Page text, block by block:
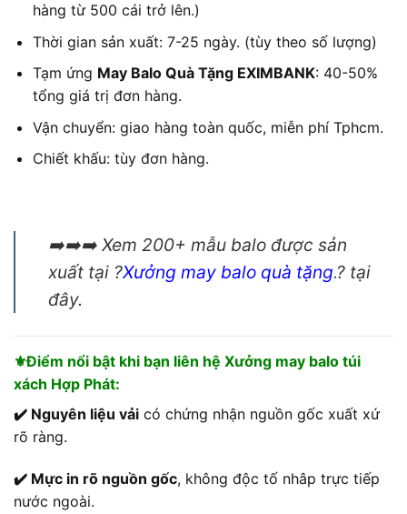
hàng từ 500 cái trở lên.)
Thời gian sản xuất: 7-25 ngày. (tùy theo số lượng)
Tạm ứng May Balo Quà Tặng EXIMBANK: 40-50%
tổng giá trị đơn hàng.
Vận chuyển: giao hàng toàn quốc, miễn phí Tphcm.
Chiết khấu: tùy đơn hàng.
➡️➡️➡️ Xem 200+ mẫu balo được sản
xuất tại ?Xưởng may balo quà tặng.? tại
đây.
⚜️Điểm nổi bật khi bạn liên hệ Xưởng may balo túi
xách Hợp Phát:
✔️ Nguyên liệu vải có chứng nhận nguồn gốc xuất xứ
rõ ràng.
✔️ Mực in rõ nguồn gốc, không độc tố nhâp trực tiếp
nước ngoài.